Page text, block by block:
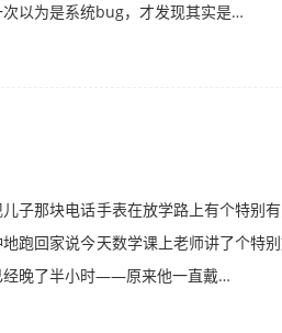
次以为是系统bug，才发现其实是…
子那块电话手表在放学路上有个特别
跑回家说今天数学课上老师讲了个特
经晚了半小时——原来他一直戴…